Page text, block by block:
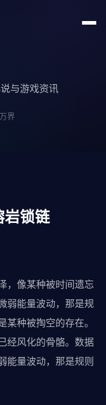
与游戏资讯
界
岩锁链
，像某种被时间遗忘
弱能量波动，那是规
种被掏空的存在。
经风化的骨骼。数据
能量波动，那是规则